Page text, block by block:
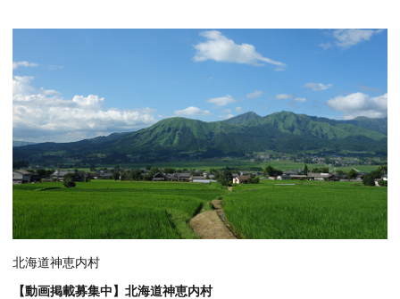
北海道神恵内村
【動画掲載募集中】北海道神恵内村